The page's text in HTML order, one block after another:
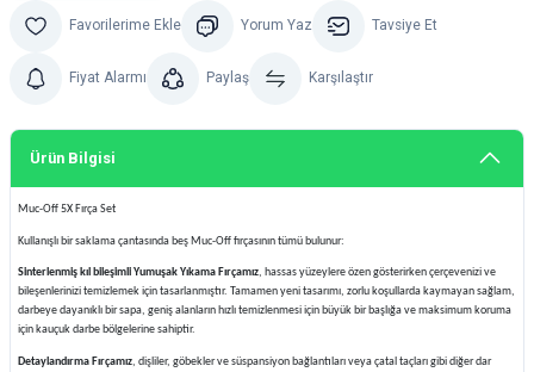
Yorum Yaz Tavsiye Et
Fiyat Alarmı Paylaş Karşılaştır
Ürün Bilgisi
Muc-Off 5X Fırça Set
Kullanışlı bir saklama çantasında beş Muc-Off fırçasının tümü bulunur:
Sinterlenmiş kıl bileşimli Yumuşak Yıkama Fırçamız, hassas yüzeylere özen gösterirken çerçevenizi ve
bileşenlerinizi temizlemek için tasarlanmıştır. Tamamen yeni tasarımı, zorlu koşullarda kaymayan sağlam,
darbeye dayanıklı bir sapa, geniş alanların hızlı temizlenmesi için büyük bir başlığa ve maksimum koruma
için kauçuk darbe bölgelerine sahiptir.
Detaylandırma Fırçamız, dişliler, göbekler ve süspansiyon bağlantıları veya çatal taçları gibi diğer dar